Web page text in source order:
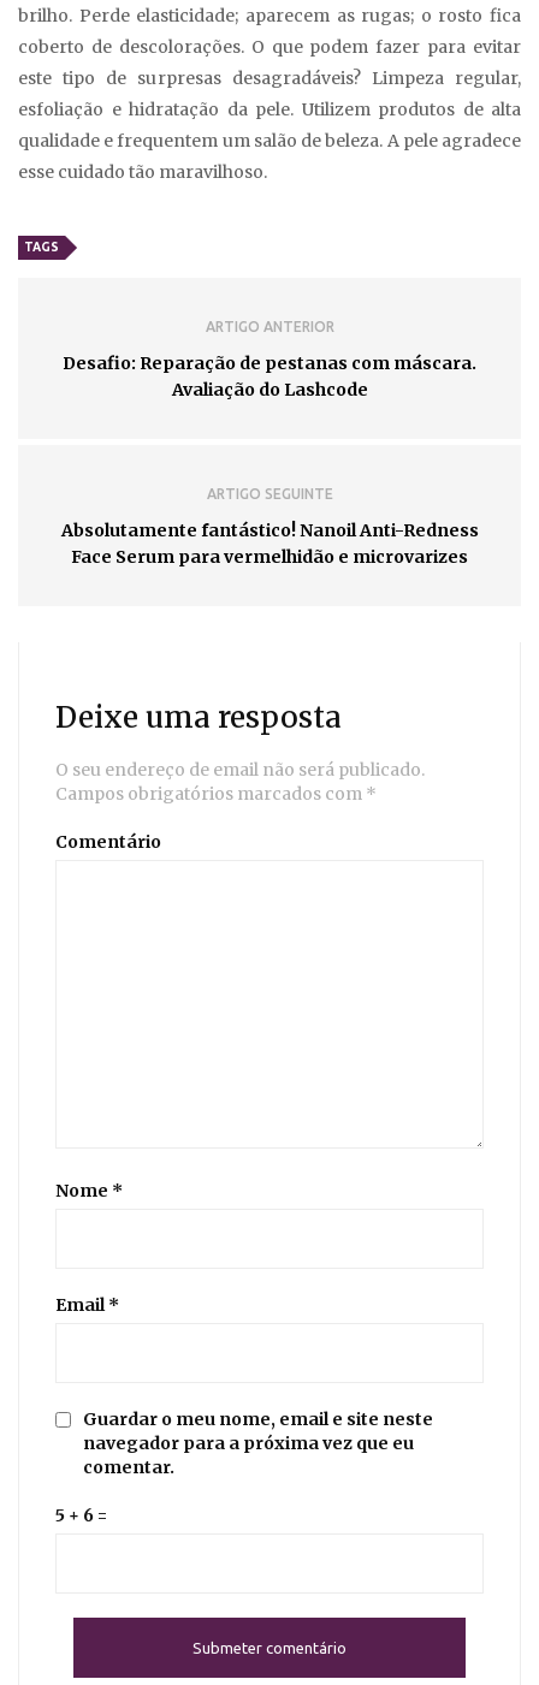
brilho. Perde elasticidade; aparecem as rugas; o rosto fica
coberto de descolorações. O que podem fazer para evitar
este tipo de surpresas desagradáveis? Limpeza regular,
esfoliação e hidratação da pele. Utilizem produtos de alta
qualidade e frequentem um salão de beleza. A pele agradece
esse cuidado tão maravilhoso.
TAGS
ARTIGO ANTERIOR
Desafio: Reparação de pestanas com máscara.
Avaliação do Lashcode
ARTIGO SEGUINTE
Absolutamente fantástico! Nanoil Anti-Redness
Face Serum para vermelhidão e microvarizes
Deixe uma resposta
O seu endereço de email não será publicado.
Campos obrigatórios marcados com *
Comentário
Nome *
Email*
Guardar o meu nome, email e site neste
navegador para a próxima vez que eu
comentar.
5 + 6 =